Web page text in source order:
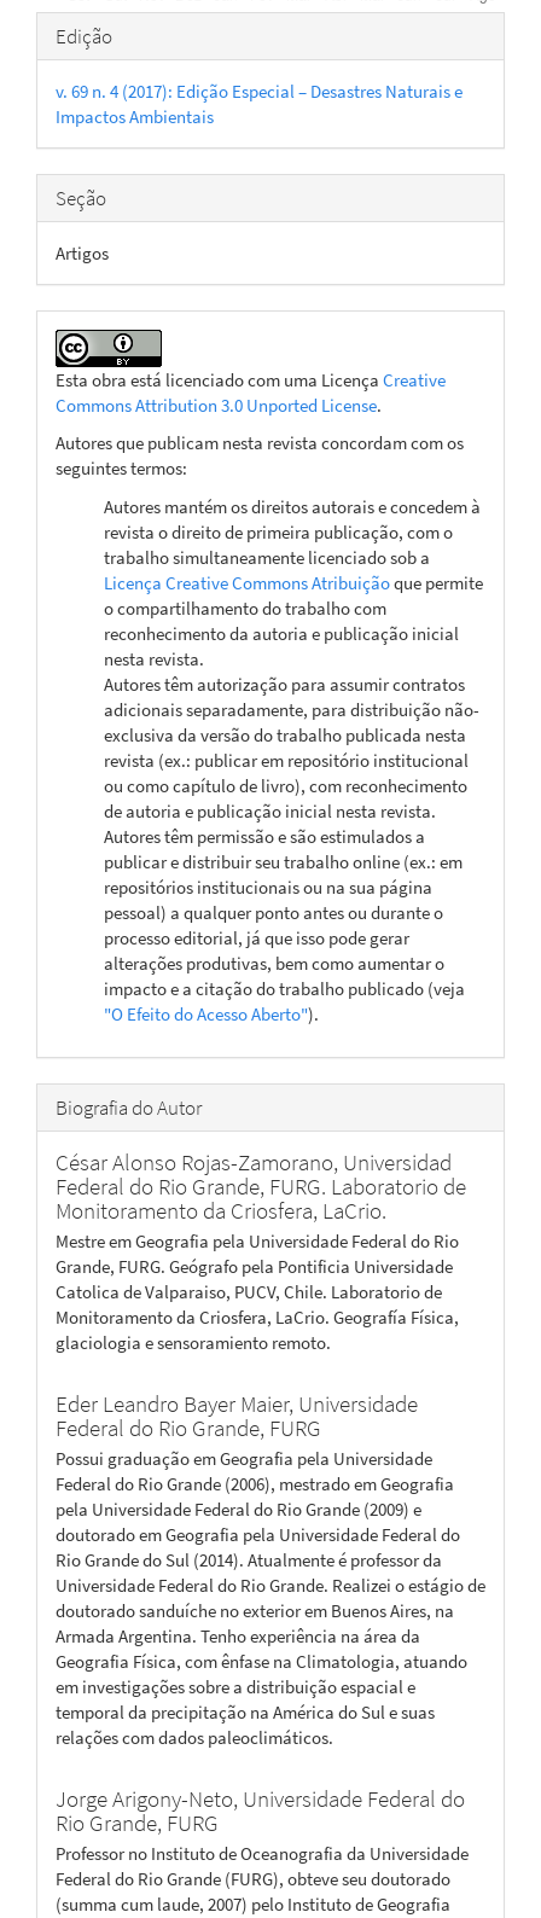
Detalhes
do
artigo
Edição
v. 69 n. 4 (2017): Edição Especial – Desastres Naturais e
Impactos Ambientais
Seção
Artigos
Esta obra está licenciado com uma Licença Creative
Commons Attribution 3.0 Unported License.
Autores que publicam nesta revista concordam com os
seguintes termos:
Autores mantém os direitos autorais e concedem à
revista o direito de primeira publicação, com o
trabalho simultaneamente licenciado sob a
Licença Creative Commons Atribuiçãoque permite
o compartilhamento do trabalho com
reconhecimento da autoria e publicação inicial
nesta revista.
Autores têm autorização para assumir contratos
adicionais separadamente, para distribuição não-
exclusiva da versão do trabalho publicada nesta
revista (ex.: publicar em repositório institucional
ou como capítulo de livro), com reconhecimento
de autoria e publicação inicial nesta revista.
Autores têm permissão e são estimulados a
publicar e distribuir seu trabalho online (ex.: em
repositórios institucionais ou na sua página
pessoal) a qualquer ponto antes ou durante o
processo editorial, já que isso pode gerar
alterações produtivas, bem como aumentar o
impacto e a citação do trabalho publicado (veja
"O Efeito do Acesso Aberto").
Biografia do Autor
César Alonso Rojas-Zamorano, Universidad
Federal do Rio Grande, FURG. Laboratorio de
Monitoramento da Criosfera, LaCrio.
Mestre em Geografia pela Universidade Federal do Rio
Grande, FURG. Geógrafo pela Pontificia Universidade
Catolica de Valparaiso, PUCV, Chile. Laboratorio de
Monitoramento da Criosfera, LaCrio. Geografía Física,
glaciologia e sensoramiento remoto.
Eder Leandro Bayer Maier, Universidade
Federal do Rio Grande, FURG
Possui graduação em Geografia pela Universidade
Federal do Rio Grande (2006), mestrado em Geografia
pela Universidade Federal do Rio Grande (2009) e
doutorado em Geografia pela Universidade Federal do
Rio Grande do Sul (2014). Atualmente é professor da
Universidade Federal do Rio Grande. Realizei o estágio de
doutorado sanduíche no exterior em Buenos Aires, na
Armada Argentina. Tenho experiência na área da
Geografia Física, com ênfase na Climatologia, atuando
em investigações sobre a distribuição espacial e
temporal da precipitação na América do Sul e suas
relações com dados paleoclimáticos.
Jorge Arigony-Neto, Universidade Federal do
Rio Grande, FURG
Professor no Instituto de Oceanografia da Universidade
Federal do Rio Grande (FURG), obteve seu doutorado
(summa cum laude, 2007) pelo Instituto de Geografia